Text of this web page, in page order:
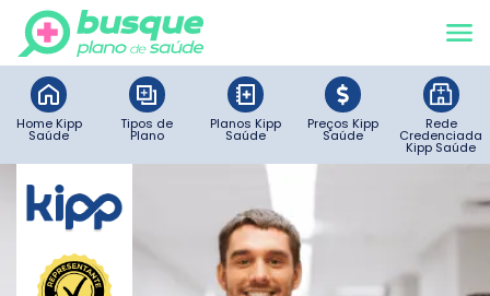
Home Kipp
Saúde
Tipos de
Plano
Planos Kipp
Saúde
Preços Kipp
Saúde
Rede
Credenciada
Kipp Saúde